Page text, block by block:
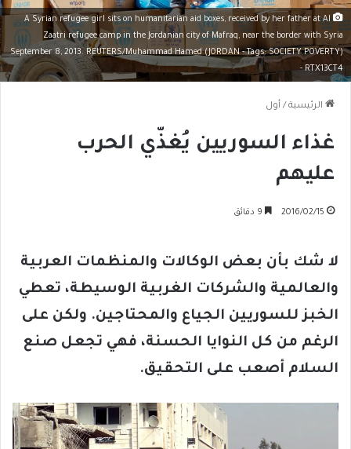
A Syrian refugee girl sits on humanitarian aid boxes, received by her father at Al
Zaatri refugee camp in the Jordanian city of Mafraq, near the border with Syria
September 8, 2013. REUTERS/Muhammad Hamed (JORDAN - Tags: SOCIETY POVERTY)
- RTX13CT4
الرئيسية / أول
غذاء السوريين يُغذّي الحرب
عليهم
2016/02/15
لا شك بأن بعض الوكالات والمنظمات العربية
والعالمية والشركات الغربية الوسيطة، تعطي
الخبز للسوريين الجياع والمحتاجين. ولكن على
الرغم من كل النوايا الحسنة، فهي تجعل صنع
السلام أصعب على التحقيق.